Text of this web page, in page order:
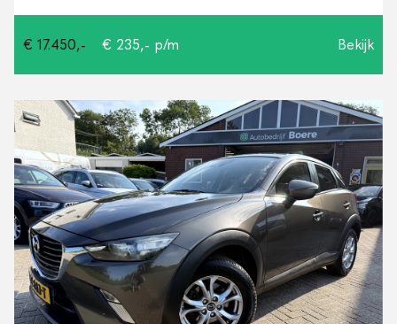
€ 17.450,- € 235,- p/m Bekijk